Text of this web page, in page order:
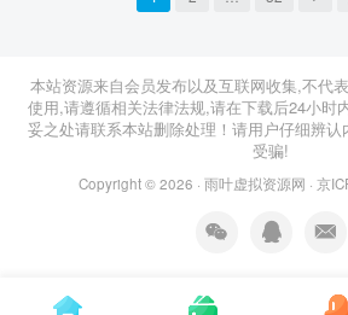
本站资源来自会员发布以及互联网收集,不代
使用,请遵循相关法律法规,请在下载后24小时
妥之处请联系本站删除处理！请用户仔细辨
受骗!
Copyright © 2026 · 雨叶虚拟资源网 · 京